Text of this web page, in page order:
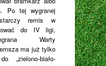
Po tej wygranej
remis w
do IV ligi,
Warty
ma już tylko
biało-